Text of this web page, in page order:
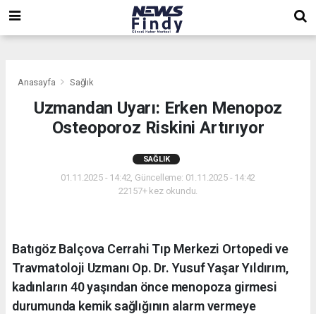
Anasayfa Sağlık
Uzmandan Uyarı: Erken Menopoz
Osteoporoz Riskini Artırıyor
SAĞLIK
01.11.2025 - 14:42, Güncelleme: 01.11.2025 - 14:42
22157+ kez okundu.
Batıgöz Balçova Cerrahi Tıp Merkezi Ortopedi ve
Travmatoloji Uzmanı Op. Dr. Yusuf Yaşar Yıldırım,
kadınların 40 yaşından önce menopoza girmesi
durumunda kemik sağlığının alarm vermeye